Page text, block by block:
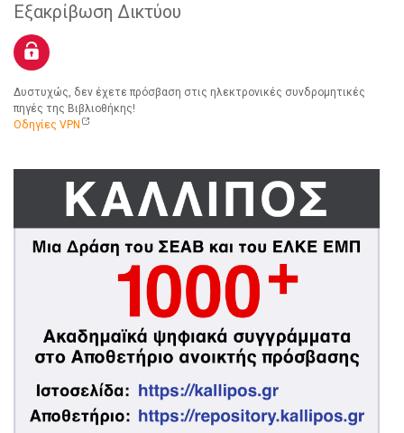
Εξακρίβωση Δικτύου
Δυστυχώς, δεν έχετε πρόσβαση στις ηλεκτρονικές συνδρομητικές
πηγές της Βιβλιοθήκης!
Οδηγίες VPN